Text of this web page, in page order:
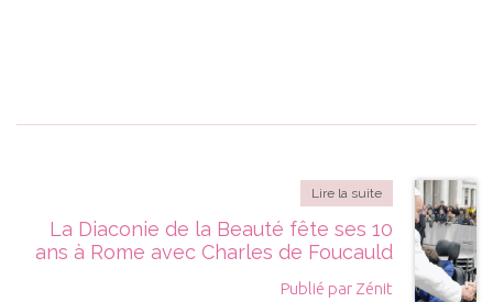
Lire la suite
La Diaconie de la Beauté fête ses 10
ans à Rome avec Charles de Foucauld
Publié par Zénit